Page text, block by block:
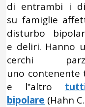
di entrambi i
su famiglie
disturbo
e deliri. Hanno
cerchi
uno contenente
e l‟altro
bipolare (Hahn